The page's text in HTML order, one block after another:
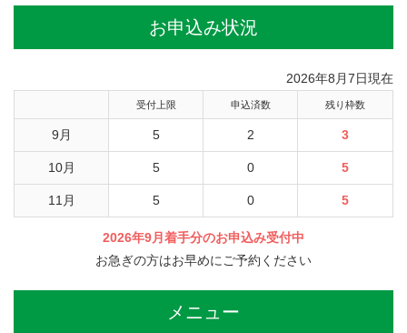
お申込み状況
2026年8月7日現在
受付上限 申込済数 残り枠数
9月 5 2 3
10月 5 0 5
11月 5 0 5
2026年9月着手分のお申込み受付中
お急ぎの方はお早めにご予約ください
メニュー